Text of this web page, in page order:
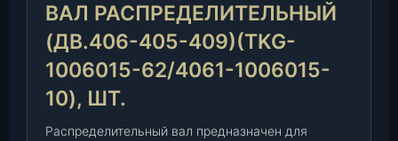
е
л
е
ВАЛ РАСПРЕДЕЛИТЕЛЬНЫЙ
(ДВ.406-405-409)(TKG-
1006015-62/4061-1006015-
10), ШТ.
Распределительный вал предназначен для